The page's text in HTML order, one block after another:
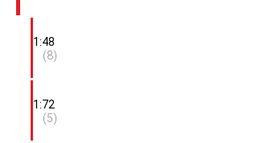
1:48
(8)
1:72
(5)